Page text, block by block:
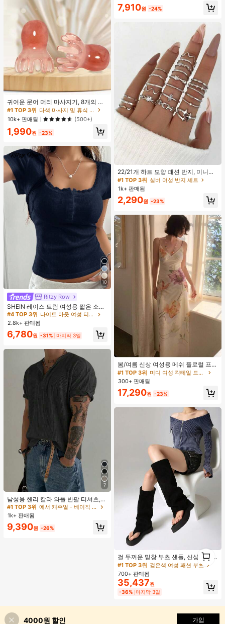
귀여운 문어 머리 마사지기, 8개의 촉
수, 머리 마사지기, 괄사 페이셜 도구,
머리 & 몸 이완, 독특한 마사지 포인
트, 수동 딥 티슈 마사지 도구, 학교, 개
학, 여행, 여행 필수품, 가정 필수품, 스
파, 마사지 도구, 마사지
#1 TOP 3위
다색 마사지 및 휴식 도구
10k+ 판매됨
(500+)
1,990원 -23%
10
Ritzy Row
SHEIN 레이스 트림 여성용 짧은 소매
티셔츠, 슬림핏 여름 새 3버튼 전면 반
소매 탑
#4 TOP 3위
나이트 아웃 여성 티셔츠
2.8k+ 판매됨
6,780원 -31% 마지막 3일
7
남성용 헨리 칼라 와플 반팔 티셔츠,
가볍고 통기성이 좋은 기본 티, 미국
미니멀리스트 스타일, 모든 계절에 적
합
#1 TOP 3위
에서 캐주얼 - 베이직 남성 상의
1k+ 판매됨
9,390원 -26%
7,910원 -24%
22/21개 하트 모양 패션 반지, 미니멀
리스트 크리스탈 임베디드 보헤미안
기하학 반지 세트, 발렌타인데이, 어머
니날 선물
#1 TOP 3위
실버 여성 반지 세트
거의 매진!
#1 TOP 3위 실버 여성 반지 세트
거의 매진!
#1 TOP 3위 실버 여성 반지 세트
거의 매진!
#1 TOP 3위
실버 여성 반지 세트
1k+ 판매됨
2,290원 -23%
봄/여름 신상 여성용 메쉬 플로럴 프린
트 드레스, 브이넥, 휴가 스타일, 섹시
한 비치 파티 댄스 드레스, 스파게티
스트랩 웨딩 가을
#1 TOP 3위
거의 매진!
#1 TOP 3위
미디 여성 칵테일 드레스
거의 매진!
#1 TOP 3위
미디 여성 칵테일 드레스
거의 매진!
#1 TOP 3위
거의 매진!
300+ 판매됨
17,290원 -23%
걸 두꺼운 밑창 부츠 샌들, 신상품 여
름 키높이 롱 샤프트 니치 섹시 팝 걸
끈 레트로 스트리트 스타일 앵클 부츠
#1 TOP 3위
검은색 여성 패션 부츠
거의 매진!
#1 TOP 3위 검은색 여성 패션 부츠
거의 매진!
#1 TOP 3위 검은색 여성 패션 부츠
거의 매진!
#1 TOP 3위 검은색 여성 패션 부츠
거의 매진!
700+ 판매됨
35,437원
-36% 마지막 3일
1
1
4000원 할인 가입